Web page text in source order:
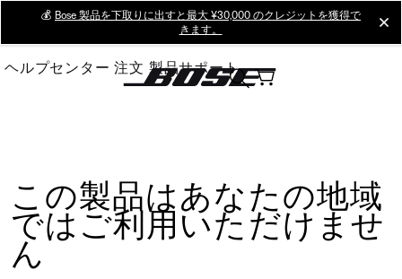
Main
💰 Bose 製品を下取りに出すと最大 ¥30,000 のクレジットを獲得で
きます。
ヘルプセンター 注文 製品サポート
この製品はあなたの地域
ではご利用いただけませ
ん